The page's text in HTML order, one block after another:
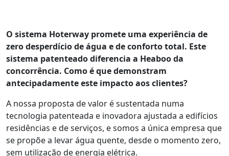
O sistema Hoterway promete uma experiência de
zero desperdício de água e de conforto total. Este
sistema patenteado diferencia a Heaboo da
concorrência. Como é que demonstram
antecipadamente este impacto aos clientes?
A nossa proposta de valor é sustentada numa
tecnologia patenteada e inovadora ajustada a edifícios
residências e de serviços, e somos a única empresa que
se propõe a levar água quente, desde o momento zero,
sem utilização de energia elétrica.